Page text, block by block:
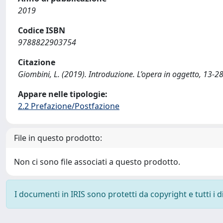
2019
Codice ISBN
9788822903754
Citazione
Giombini, L. (2019). Introduzione. L’opera in oggetto, 13-
Appare nelle tipologie:
2.2 Prefazione/Postfazione
File in questo prodotto:
Non ci sono file associati a questo prodotto.
I documenti in IRIS sono protetti da copyright e tutti i